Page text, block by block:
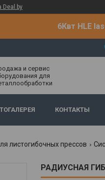
Deal.by
6Квт HLE
и сервис
для
КОНТАКТЫ
листогибочных прессов
РАДИУСНАЯ